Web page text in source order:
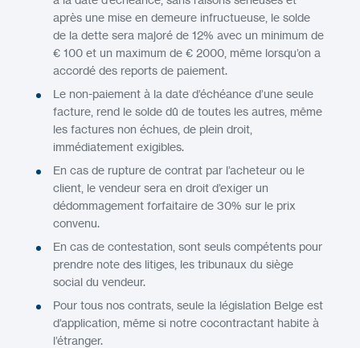
après une mise en demeure infructueuse, le solde
de la dette sera majoré de 12% avec un minimum de
€ 100 et un maximum de € 2000, même lorsqu’on a
accordé des reports de paiement.
Le non-paiement à la date d’échéance d’une seule
facture, rend le solde dû de toutes les autres, même
les factures non échues, de plein droit,
immédiatement exigibles.
En cas de rupture de contrat par l’acheteur ou le
client, le vendeur sera en droit d’exiger un
dédommagement forfaitaire de 30% sur le prix
convenu.
En cas de contestation, sont seuls compétents pour
prendre note des litiges, les tribunaux du siège
social du vendeur.
Pour tous nos contrats, seule la législation Belge est
d’application, même si notre cocontractant habite à
l’étranger.